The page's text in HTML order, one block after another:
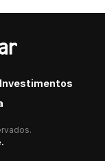
Investimentos